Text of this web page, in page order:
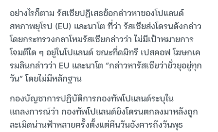
อย่างไรก็ตาม รัสเซียปฏิเสธข้อกล่าวหาของโปแลนด์
สหภาพยุโรป (EU) และนาโต ที่ว่า รัสเซียส่งโดรนดังกล่าว
โดยกระทรวงกลาโหมรัสเซียกล่าวว่า ไม่มีเป้าหมายการ
โจมตีใด ๆ อยู่ในโปแลนด์ ขณะที่ดมิทรี เปสคอฟ โฆษกเค
รมลินกล่าวว่า EU และนาโต “กล่าวหารัสเซียว่ายั่วยุอยู่ทุก
วัน” โดยไม่มีหลักฐาน
กองบัญชาการปฏิบัติการกองทัพโปแลนด์ระบุใน
แถลงการณ์ว่า กองทัพโปแลนด์ยิงโดรนตกลงมาหลังถูก
ละเมิดน่านฟ้าหลายครั้งตั้งแต่คืนวันอังคารถึงวันพุธ